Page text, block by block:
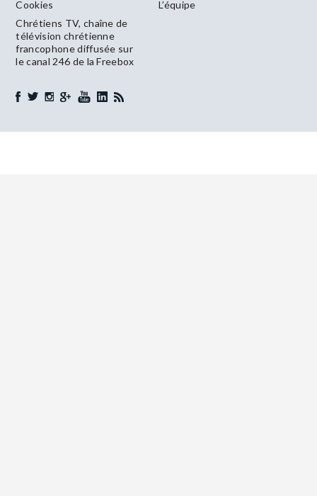
Cookies
L’équipe
Chrétiens TV, chaîne de
télévision chrétienne
francophone diffusée sur
le canal 246 de la Freebox